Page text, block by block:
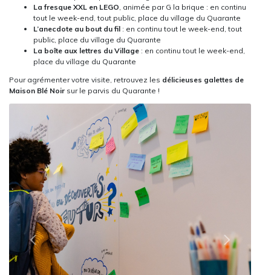
La fresque XXL en LEGO, animée par G la brique : en continu
tout le week-end, tout public, place du village du Quarante
L’anecdote au bout du fil : en continu tout le week-end, tout
public, place du village du Quarante
La boîte aux lettres du Village : en continu tout le week-end,
place du village du Quarante
Pour agrémenter votre visite, retrouvez les délicieuses galettes de
Maison Blé Noir sur le parvis du Quarante !